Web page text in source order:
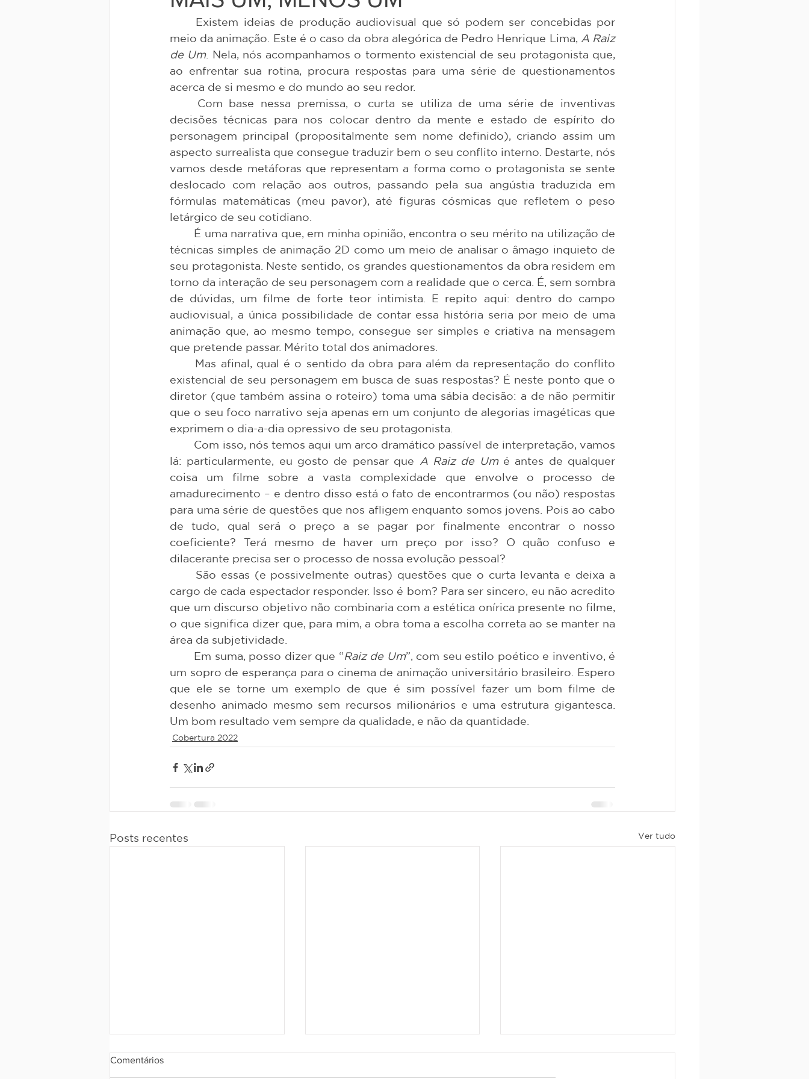
meio da animação. Este é o caso da obra alegórica de Pedro Henrique Lima, A Raiz
de Um. Nela, nós acompanhamos o tormento existencial de seu protagonista que,
ao enfrentar sua rotina, procura respostas para uma série de questionamentos
acerca de si mesmo e do mundo ao seu redor.
decisões técnicas para nos colocar dentro da mente e estado de espírito do
personagem principal (propositalmente sem nome definido), criando assim um
aspecto surrealista que consegue traduzir bem o seu conflito interno. Destarte, nós
vamos desde metáforas que representam a forma como o protagonista se sente
deslocado com relação aos outros, passando pela sua angústia traduzida em
fórmulas matemáticas (meu pavor), até figuras cósmicas que refletem o peso
letárgico de seu cotidiano.
técnicas simples de animação 2D como um meio de analisar o âmago inquieto de
seu protagonista. Neste sentido, os grandes questionamentos da obra residem em
torno da interação de seu personagem com a realidade que o cerca. É, sem sombra
de dúvidas, um filme de forte teor intimista. E repito aqui: dentro do campo
audiovisual, a única possibilidade de contar essa história seria por meio de uma
animação que, ao mesmo tempo, consegue ser simples e criativa na mensagem
que pretende passar. Mérito total dos animadores.
existencial de seu personagem em busca de suas respostas? É neste ponto que o
diretor (que também assina o roteiro) toma uma sábia decisão: a de não permitir
que o seu foco narrativo seja apenas em um conjunto de alegorias imagéticas que
exprimem o dia-a-dia opressivo de seu protagonista.
lá: particularmente, eu gosto de pensar que A Raiz de Um é antes de qualquer
coisa um filme sobre a vasta complexidade que envolve o processo de
amadurecimento – e dentro disso está o fato de encontrarmos (ou não) respostas
para uma série de questões que nos afligem enquanto somos jovens. Pois ao cabo
de tudo, qual será o preço a se pagar por finalmente encontrar o nosso
coeficiente? Terá mesmo de haver um preço por isso? O quão confuso e
dilacerante precisa ser o processo de nossa evolução pessoal?
cargo de cada espectador responder. Isso é bom? Para ser sincero, eu não acredito
que um discurso objetivo não combinaria com a estética onírica presente no filme,
o que significa dizer que, para mim, a obra toma a escolha correta ao se manter na
área da subjetividade.
	Em suma, posso dizer que “
Raiz de Um”, com seu estilo poético e inventivo, é
um sopro de esperança para o cinema de animação universitário brasileiro. Espero
que ele se torne um exemplo de que é sim possível fazer um bom filme de
desenho animado mesmo sem recursos milionários e uma estrutura gigantesca.
Um bom resultado vem sempre da qualidade, e não da quantidade.
Cobertura 2022
Posts recentes Ver tudo
Comentários